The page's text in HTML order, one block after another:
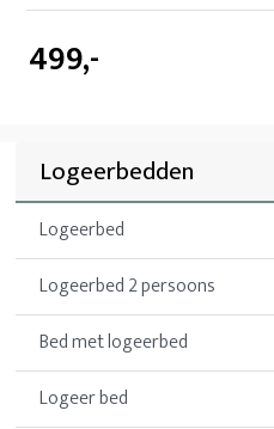
499,-
Logeerbedden
Logeerbed
Logeerbed 2 persoons
Bed met logeerbed
Logeer bed